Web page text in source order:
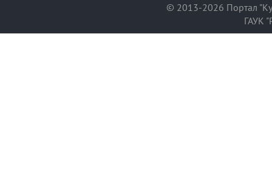
© 2013-2026 Портал
ГАУК